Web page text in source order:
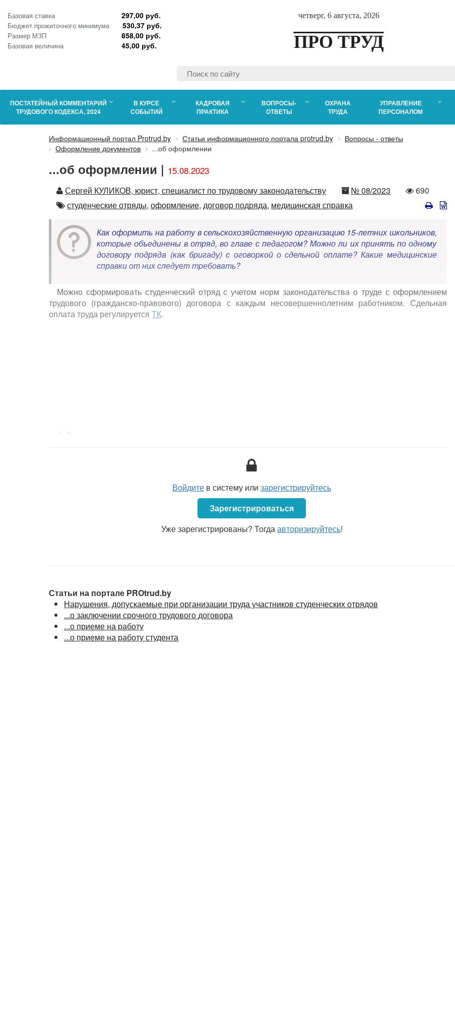
Базовая ставка 297,00 руб.
Бюджет прожиточного минимума 530,37 руб.
Размер МЗП 858,00 руб.
Базовая величина 45,00 руб.
четверг, 6 августа, 2026
ПРО ТРУД
ПОСТАТЕЙНЫЙ КОММЕНТАРИЙ
ТРУДОВОГО КОДЕКСА, 2024
В КУРСЕ
СОБЫТИЙ
КАДРОВАЯ
ПРАКТИКА
ВОПРОСЫ-
ОТВЕТЫ
ОХРАНА
ТРУДА
УПРАВЛЕНИЕ
ПЕРСОНАЛОМ
Информационный портал Protrud.by Статьи информационного портала protrud.by
Вопросы - ответы
Оформление документов
...об оформлении
...об оформлении | 15.08.2023
Автор
Сергей КУЛИКОВ, юрист, специалист по трудовому законодательству Номер
№ 08/2023
Количество
просмотров
690
Автор
студенческие отряды, оформление, договор подряда, медицинская справка
Как оформить на работу в сельскохозяйственную организацию 15-летних школьников,
которые объединены в отряд, во главе с педагогом? Можно ли их принять по одному
договору подряда (как бригаду) с оговоркой о сдельной оплате? Какие медицинские
справки от них следует требовать?
Можно сформировать студенческий отряд с учетом норм законодательства о труде с оформлением
трудового (гражданско-правового) договора с каждым несовершеннолетним работником. Сдельная
оплата труда регулируется ТК.
Войдите в систему илизарегистрируйтесь
Зарегистрироваться
Уже зарегистрированы? Тогдаавторизируйтесь!
Статьи на портале PROtrud.by
Нарушения, допускаемые при организации труда участников студенческих отрядов
...о заключении срочного трудового договора
...о приеме на работу
...о приеме на работу студента